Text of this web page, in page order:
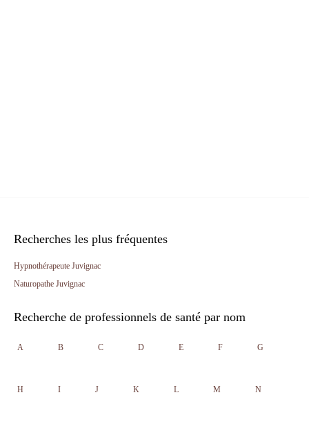
Recherches les plus fréquentes
Hypnothérapeute Juvignac
Naturopathe Juvignac
Recherche de professionnels de santé par nom
A B C D E F G
H I J K L M N